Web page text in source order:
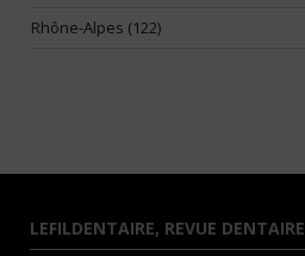
Rhône-Alpes (122)
LEFILDENTAIRE, REVUE DENTAIRE